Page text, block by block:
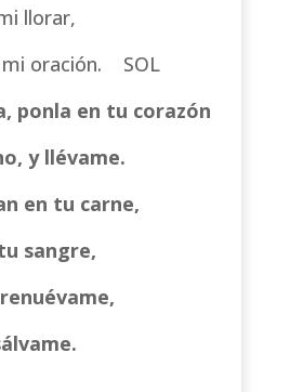
llorar,
mi oración. SOL
ponla en tu corazón
y llévame.
en tu carne,
sangre,